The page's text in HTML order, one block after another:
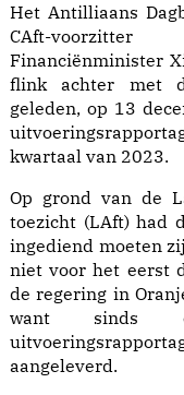
Het Antilliaans
CAft-
Financiënminister
flink achter met
geleden, op 13
kwartaal van 2023.
Op grond van de
toezicht (LAft) had
ingediend moeten
niet voor het eerst
de regering in
want sinds
aangeleverd.